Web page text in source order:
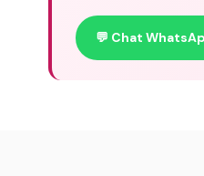
💬 Chat